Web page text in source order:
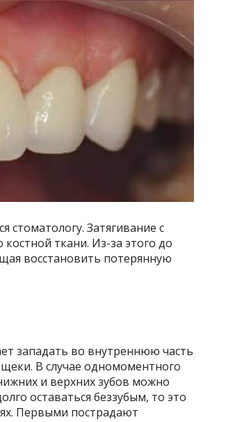
стоматологу. Затягивание с
ткани. Из-за этого до
восстановить потерянную
западать во внутреннюю часть
В случае одномоментного
и верхних зубов можно
оставаться беззубым, то это
Первыми пострадают